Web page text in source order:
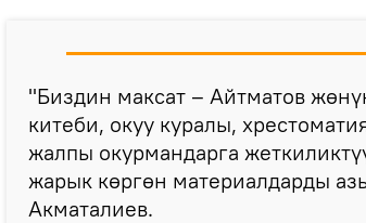
"Биздин максат – Айтматов
китеби, окуу куралы,
жалпы окурмандарга
жарык көргөн материалдарды
Акматалиев.